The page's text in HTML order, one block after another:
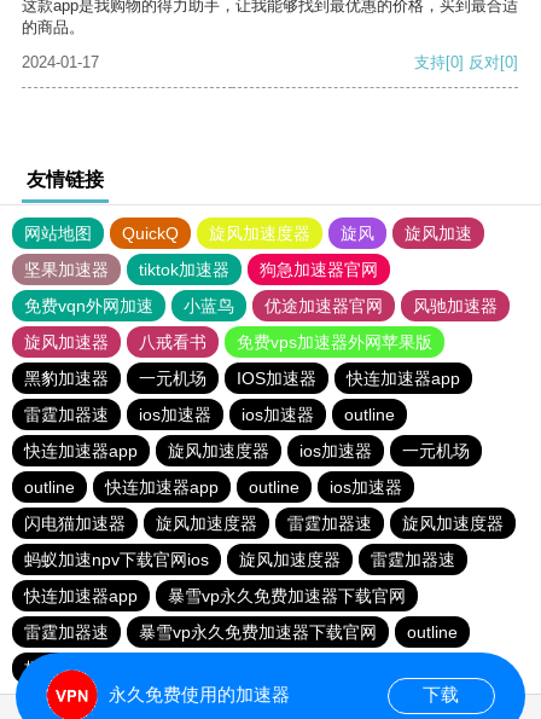
这款app是我购物的得力助手，让我能够找到最优惠的价格，买到最合适
的商品。
2024-01-17
支持[0] 反对[0]
友情链接
网站地图 QuickQ 旋风加速度器 旋风
旋风加速
坚果加速器
tiktok加速器
狗急加速器官网
免费vqn外网加速
小蓝鸟 优途加速器官网
风驰加速器
旋风加速器
八戒看书
免费vps加速器外网苹果版
黑豹加速器
一元机场 IOS加速器
快连加速器app
雷霆加器速
ios加速器 ios加速器
outline
快连加速器app
旋风加速度器 ios加速器
一元机场
outline
快连加速器app outline
ios加速器
闪电猫加速器
旋风加速度器 雷霆加器速
旋风加速度器
蚂蚁加速npv下载官网ios
旋风加速度器
雷霆加器速
快连加速器app
暴雪vp永久免费加速器下载官网
雷霆加器速
暴雪vp永久免费加速器下载官网
outline
极光加速器
永久免费使用的加速器 下载